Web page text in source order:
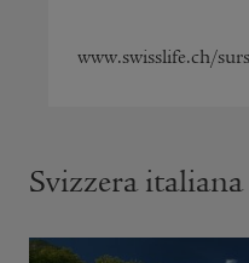
www.swisslife.ch/
Svizzera italiana